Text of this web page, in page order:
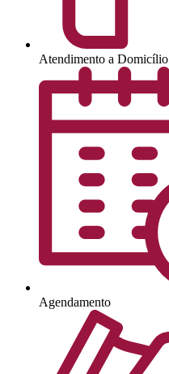
Atendimento a Domicílio
Agendamento